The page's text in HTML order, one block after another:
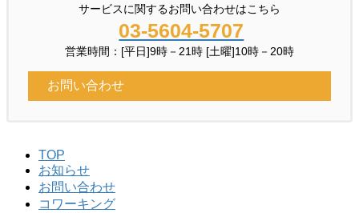
サービスに関するお問い合わせはこちら
03-5604-5707
営業時間：[平日]9時－21時 [土曜]10時－20時
お問い合わせ
TOP
お知らせ
お問い合わせ
コワーキング